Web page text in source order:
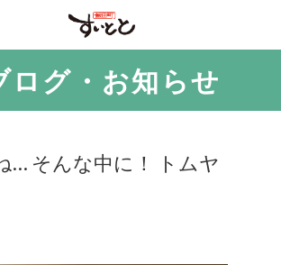
ログ・お知らせ
… そんな中に！ トムヤ